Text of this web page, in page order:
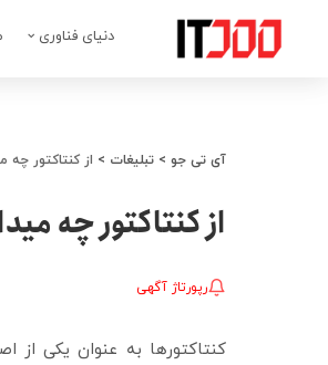
دنیای فناوری
آی تی جو > تبلیغات > از کنتاکتور چه
از کنتاکتور چه
رپورتاژ آگهی
کنتاکتورها به عنوان یکی از